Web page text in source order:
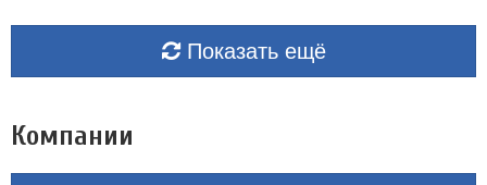
Показать ещё
Компании